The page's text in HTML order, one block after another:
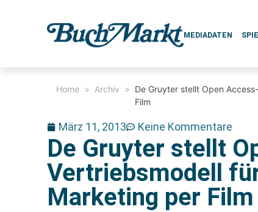
MEDIADATEN
Home > Archiv > De Gruyter stellt Open
Film
März 11, 2013 Keine Kommentare
De Gruyter stellt
Vertriebsmodell
Marketing per Film